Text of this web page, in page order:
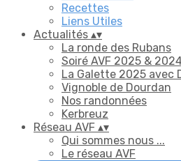
Recettes
Liens Utiles
Actualités ▴▾
La ronde des Rubans
Soiré AVF 2025 &
La Galette 2025 avec
Vignoble de Dourdan
Nos randonnées
Kerbreuz
Réseau AVF ▴▾
Qui sommes nous ...
Le réseau AVF